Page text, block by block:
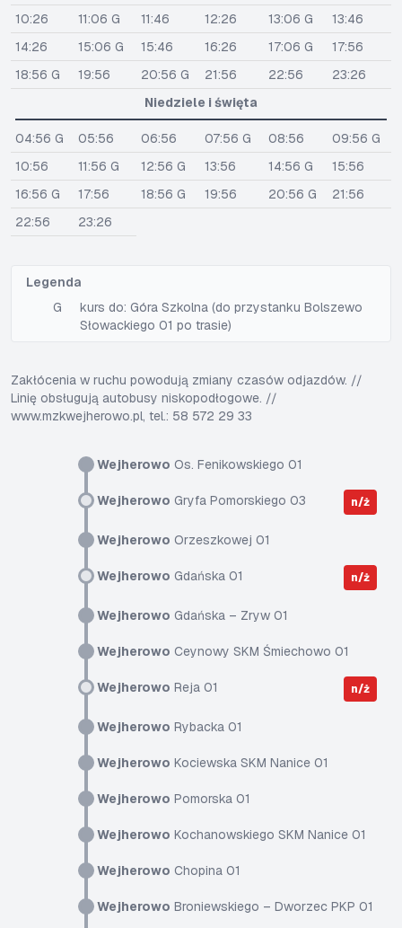
Wejherowo Os. Fenikowskiego 01
Wejherowo Gryfa Pomorskiego 03 n/ż
Wejherowo Orzeszkowej 01
Wejherowo Gdańska 01 n/ż
Wejherowo Gdańska – Zryw 01
Wejherowo Ceynowy SKM Śmiechowo 01
Wejherowo Reja 01 n/ż
Wejherowo Rybacka 01
Wejherowo Kociewska SKM Nanice 01
Wejherowo Pomorska 01
Wejherowo Kochanowskiego SKM Nanice 01
Wejherowo Chopina 01
Wejherowo Broniewskiego – Dworzec PKP 01
10:26
11:06 G 11:46 12:26 13:06 G
13:46
14:26
15:06 G 15:46 16:26 17:06 G
17:56
18:56 G
19:56 20:56 G 21:56 22:56
23:26
Niedziele i święta
04:56 G 05:56 06:56 07:56 G 08:56
09:56 G
10:56
11:56 G 12:56 G 13:56 14:56 G
15:56
16:56 G
17:56 18:56 G 19:56 20:56 G
21:56
22:56
23:26
Legenda
G
kurs do: Góra Szkolna (do przystanku Bolszewo
Słowackiego 01 po trasie)
Zakłócenia w ruchu powodują zmiany czasów odjazdów. //
Linię obsługują autobusy niskopodłogowe. //
www.mzkwejherowo.pl, tel.: 58 572 29 33